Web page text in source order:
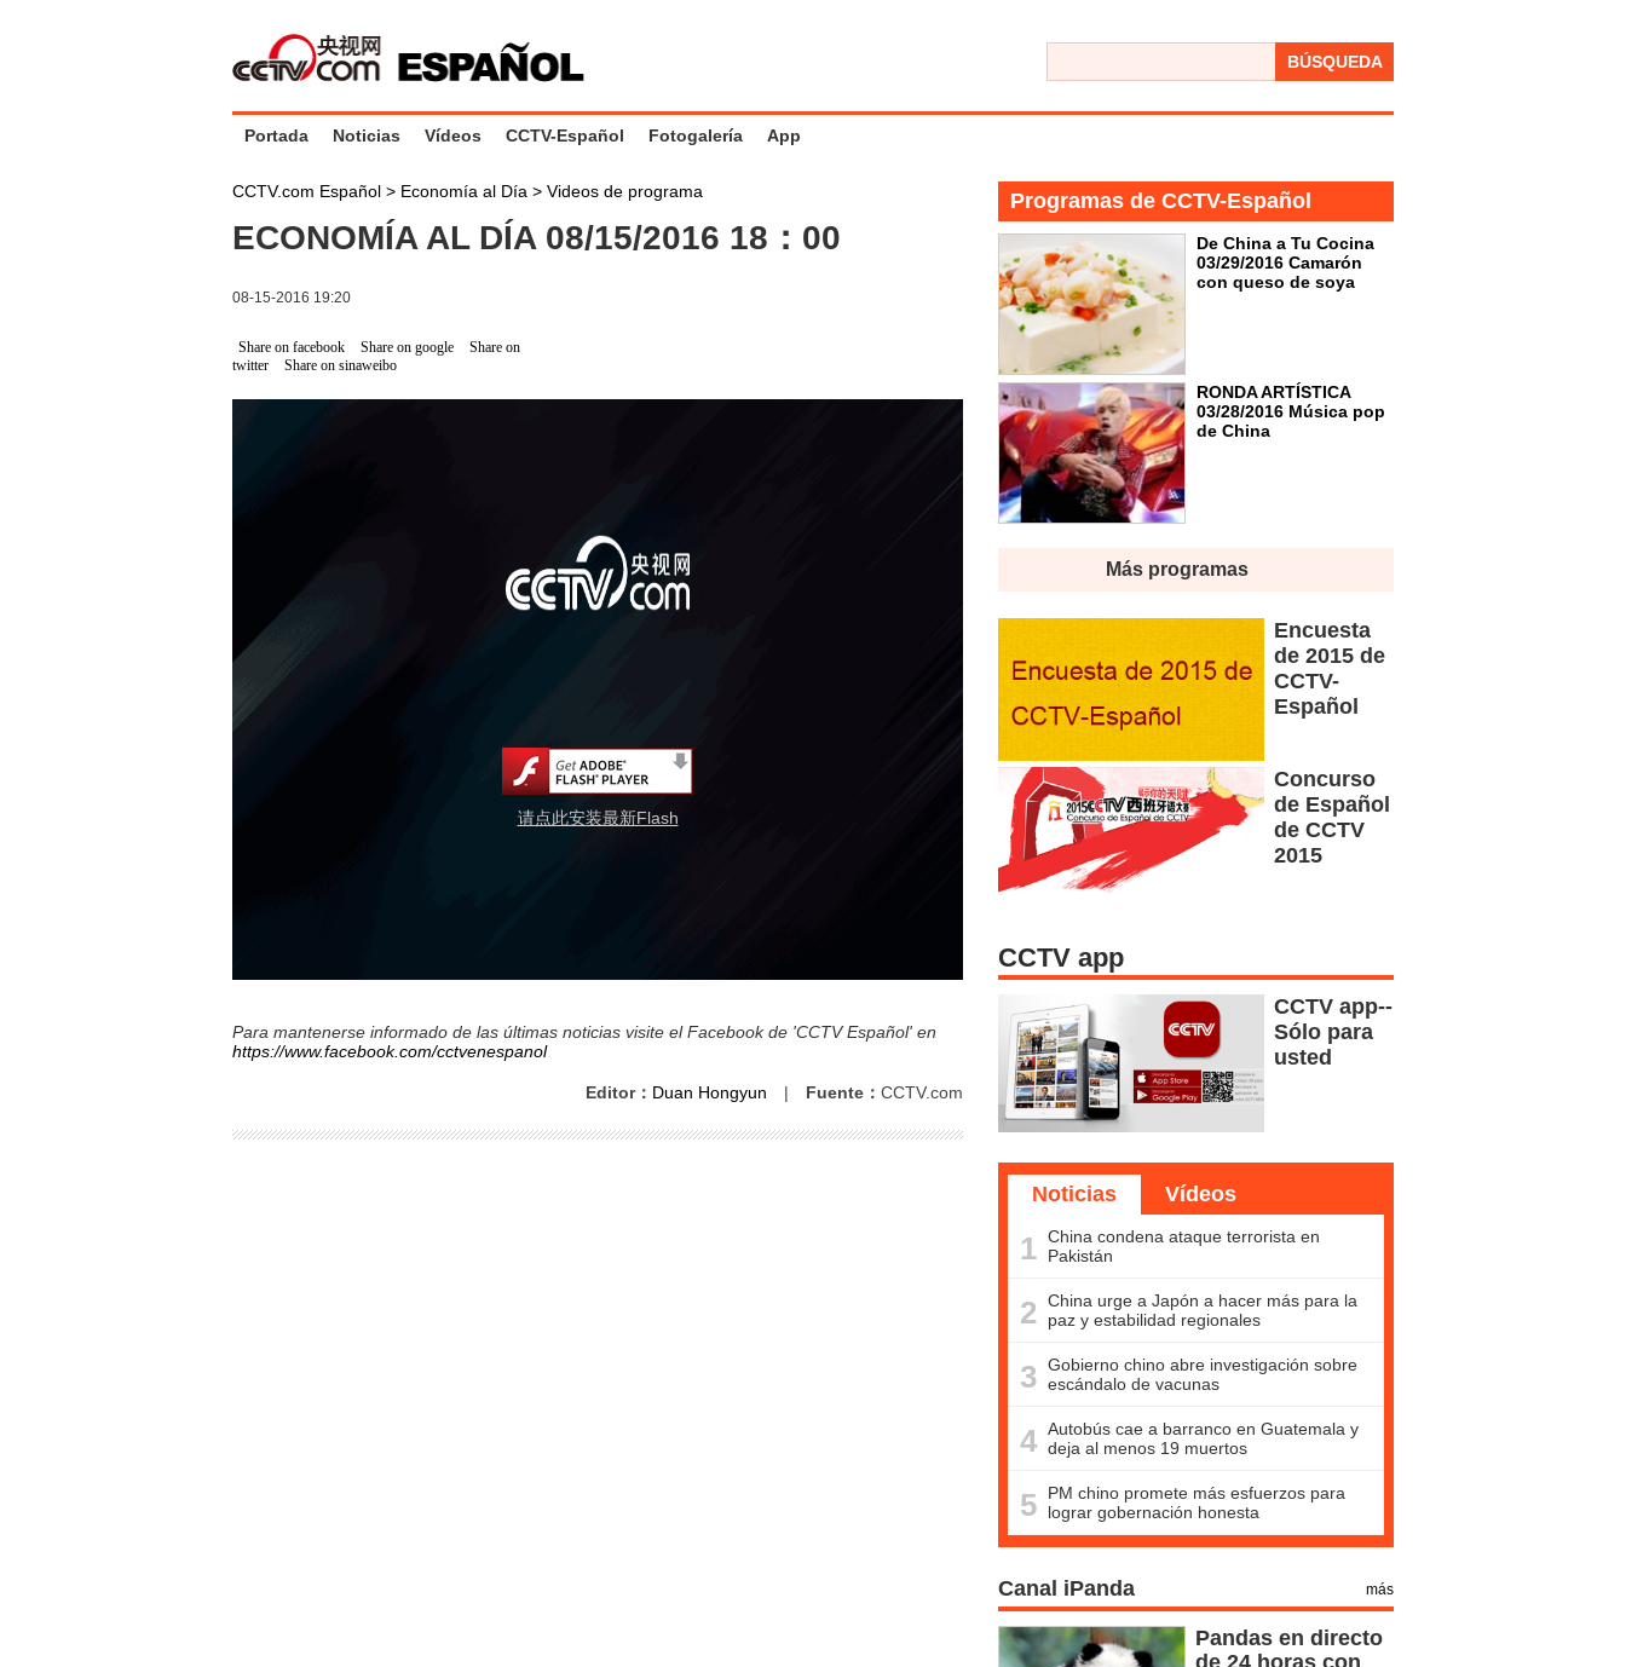
BÚSQUEDA
Portada Noticias Vídeos CCTV-Español Fotogalería App
CCTV.com Español > Economía al Día > Videos de programa
ECONOMÍA AL DÍA 08/15/2016 18：00
08-15-2016 19:20
Share on facebook Share on google
Share on
twitter
Share on sinaweibo
请点此安装最新Flash
Para mantenerse informado de las últimas noticias visite el Facebook de 'CCTV Español' en
https://www.facebook.com/cctvenespanol
Editor： Duan Hongyun | Fuente： CCTV.com
Programas de CCTV-Español
De China a Tu Cocina
03/29/2016 Camarón
con queso de soya
RONDA ARTÍSTICA
03/28/2016 Música pop
de China
Más programas
Encuesta
de 2015 de
CCTV-
Español
Concurso
de Español
de CCTV
2015
CCTV app
CCTV app--
Sólo para
usted
Noticias Vídeos
1 China condena ataque terrorista en
Pakistán
2 China urge a Japón a hacer más para la
paz y estabilidad regionales
3 Gobierno chino abre investigación sobre
escándalo de vacunas
4 Autobús cae a barranco en Guatemala y
deja al menos 19 muertos
5
PM chino promete más esfuerzos para
lograr gobernación honesta
Canal iPanda más
Pandas en directo
de 24 horas con